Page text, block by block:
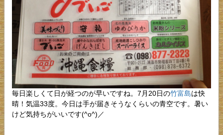
毎日楽しくて日が経つのが早いですね。7月20日の竹富島は快
晴！気温33度。今日は手が届きそうなくらいの青空です。暑い
けど気持ちがいいです(^o^)／